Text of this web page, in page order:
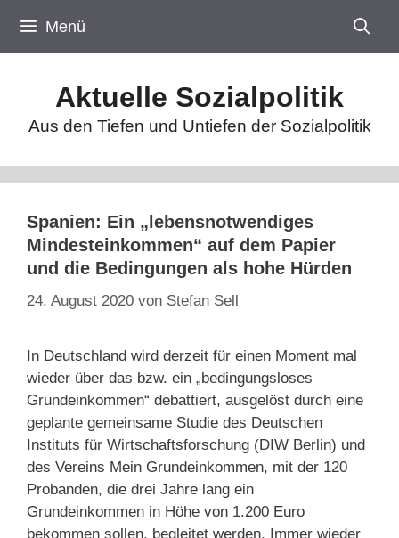
Inhalt
springen
Menü
Aktuelle Sozialpolitik
Aus den Tiefen und Untiefen der Sozialpolitik
Spanien: Ein „lebensnotwendiges
Mindesteinkommen“ auf dem Papier
und die Bedingungen als hohe Hürden
24. August 2020 von Stefan Sell
In Deutschland wird derzeit für einen Moment mal
wieder über das bzw. ein „bedingungsloses
Grundeinkommen“ debattiert, ausgelöst durch eine
geplante gemeinsame Studie des Deutschen
Instituts für Wirtschaftsforschung (DIW Berlin) und
des Vereins Mein Grundeinkommen, mit der 120
Probanden, die drei Jahre lang ein
Grundeinkommen in Höhe von 1.200 Euro
bekommen sollen, begleitet werden. Immer wieder